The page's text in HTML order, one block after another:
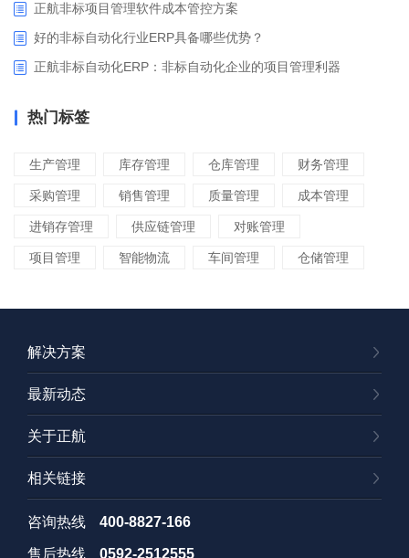
正航非标项目管理软件成本管控方案
好的非标自动化行业ERP具备哪些优势？
正航非标自动化ERP：非标自动化企业的项目管理利器
热门标签
生产管理 库存管理 仓库管理 财务管理
采购管理 销售管理 质量管理 成本管理
进销存管理 供应链管理 对账管理
项目管理 智能物流 车间管理 仓储管理
解决方案
最新动态
关于正航
相关链接
咨询热线 400-8827-166
售后热线 0592-2512555